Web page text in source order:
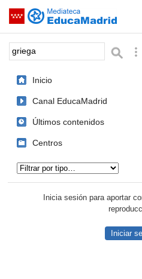
Saltar navegación
Palabra o frase:
Inicio
Canal EducaMadrid
Últimos contenidos
Centros
Inicia sesión para aportar
Iniciar